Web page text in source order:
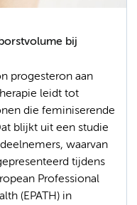
bij
progesteron aan
leidt tot
die feminiserende
blijkt uit een studie
waarvan
tijdens
Professional
(EPATH) in